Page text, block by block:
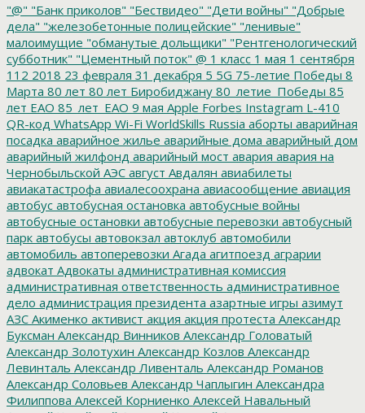
"@" "Банк приколов" "Бествидео" "Дети войны" "Добрые
дела" "железобетонные полицейские" "ленивые"
малоимущие "обманутые дольщики" "Рентгенологический
субботник" "Цементный поток" @ 1 класс 1 мая 1 сентября
112 2018 23 февраля 31 декабря 5 5G 75-летие Победы 8
Марта 80 лет 80 лет Биробиджану 80_летие_Победы 85
лет ЕАО 85_лет_ЕАО 9 мая Apple Forbes Instagram L-410
QR-код WhatsApp Wi-Fi WorldSkills Russia аборты аварийная
посадка аварийное жилье аварийные дома аварийный дом
аварийный жилфонд аварийный мост авария авария на
Чернобыльской АЭС август Авдалян авиабилеты
авиакатастрофа авиалесоохрана авиасообщение авиация
автобус автобусная остановка автобусные войны
автобусные остановки автобусные перевозки автобусный
парк автобусы автовокзал автоклуб автомобили
автомобиль автоперевозки Агада агитпоезд аграрии
адвокат Адвокаты административная комиссия
административная ответственность административное
дело администрация президента азартные игры азимут
АЗС Акименко активист акция акция протеста Александр
Буксман Александр Винников Александр Головатый
Александр Золотухин Александр Козлов Александр
Левинталь Александр Ливенталь Александр Романов
Александр Соловьев Александр Чаплыгин Александра
Филиппова Алексей Корниенко Алексей Навальный